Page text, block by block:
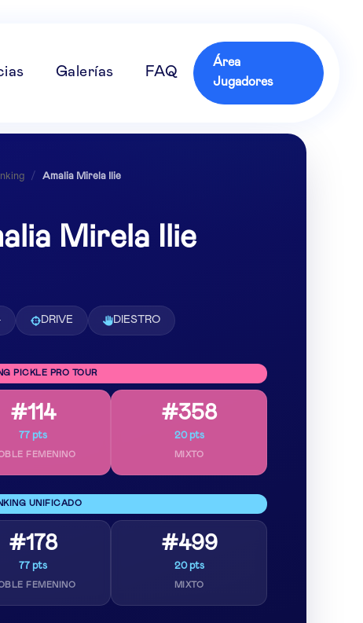
Galerías FAQ
Área
Jugadores
/ Amalia Mirela Ilie
Mirela Ilie
DRIVE DIESTRO
PICKLE PRO TOUR
#114
77 pts
FEMENINO
#358
20 pts
MIXTO
UNIFICADO
#178
77 pts
FEMENINO
#499
20 pts
MIXTO